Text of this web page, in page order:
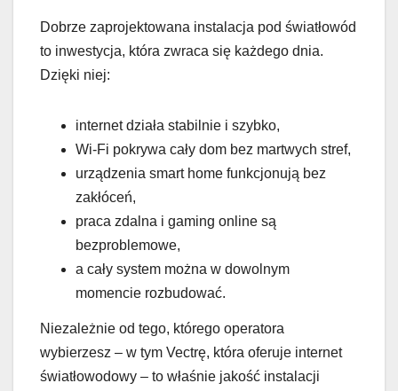
Dobrze zaprojektowana instalacja pod światłowód
to inwestycja, która zwraca się każdego dnia.
Dzięki niej:
internet działa stabilnie i szybko,
Wi-Fi pokrywa cały dom bez martwych stref,
urządzenia smart home funkcjonują bez
zakłóceń,
praca zdalna i gaming online są
bezproblemowe,
a cały system można w dowolnym
momencie rozbudować.
Niezależnie od tego, którego operatora
wybierzesz – w tym Vectrę, która oferuje internet
światłowodowy – to właśnie jakość instalacji